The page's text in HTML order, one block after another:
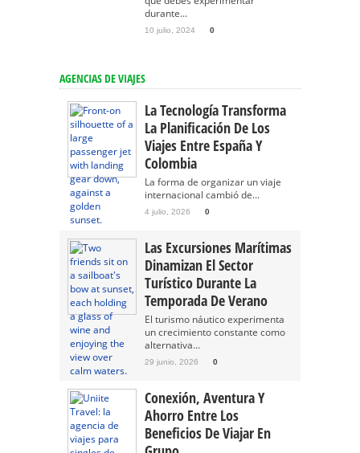
durante...
10 julio, 2024 0
AGENCIAS DE VIAJES
La Tecnología Transforma
La Planificación De Los
Viajes Entre España Y
Colombia
La forma de organizar un viaje
internacional cambió de...
4 julio, 2026 0
Las Excursiones Marítimas
Dinamizan El Sector
Turístico Durante La
Temporada De Verano
El turismo náutico experimenta
un crecimiento constante como
alternativa...
29 junio, 2026 0
Conexión, Aventura Y
Ahorro Entre Los
Beneficios De Viajar En